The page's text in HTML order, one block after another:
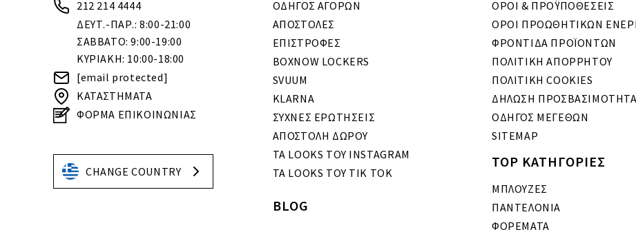
212 214 4444
ΔΕΥΤ.-ΠΑΡ.: 8:00-21:00
ΣΑΒΒΑΤΟ: 9:00-19:00
ΚΥΡΙΑΚΗ: 10:00-18:00
[email protected]
ΚΑΤΑΣΤΗΜΑΤΑ
ΦΟΡΜΑ ΕΠΙΚΟΙΝΩΝΙΑΣ
ΟΔΗΓΟΣ ΑΓΟΡΩΝ
ΑΠΟΣΤΟΛΕΣ
ΕΠΙΣΤΡΟΦΕΣ
BOXNOW LOCKERS
SVUUM
KLARNA
ΣΥΧΝΕΣ ΕΡΩΤΗΣΕΙΣ
ΑΠΟΣΤΟΛΗ ΔΩΡΟΥ
ΤΑ LOOKS ΤΟΥ INSTAGRAM
ΤΑ LOOKS ΤΟΥ TIK TOK
ΟΡΟΙ & ΠΡΟΫΠΟΘΕΣΕΙΣ
ΟΡΟΙ ΠΡΟΩΘΗΤΙΚΩΝ
ΦΡΟΝΤΙΔΑ ΠΡΟΪΟΝΤΩΝ
ΠΟΛΙΤΙΚΗ ΑΠΟΡΡΗΤΟΥ
ΠΟΛΙΤΙΚΗ COOKIES
ΔΗΛΩΣΗ
ΟΔΗΓΟΣ ΜΕΓΕΘΩΝ
SITEMAP
CHANGE COUNTRY
TOP ΚΑΤΗΓΟΡΙΕΣ
ΜΠΛΟΥΖΕΣ
ΠΑΝΤΕΛΟΝΙΑ
ΦΟΡΕΜΑΤΑ
BLOG